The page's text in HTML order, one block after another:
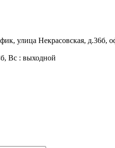
улица Некрасовская, д.36б,
Вс : выходной